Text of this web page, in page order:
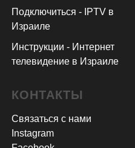
Подключиться - IPTV в
Израиле
Инструкции - Интернет
телевидение в Израиле
КОНТАКТЫ
Связаться с нами
Instagram